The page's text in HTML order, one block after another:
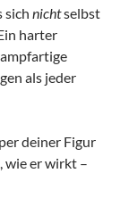
sich nichtselbst
harter
als jeder
deiner Figur
wie er wirkt –